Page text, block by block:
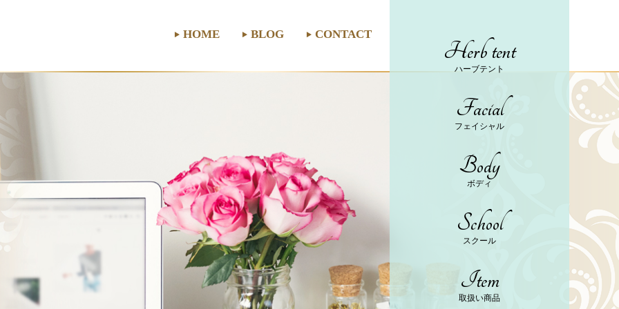
HOME BLOG CONTACT
Herb tent
ハーブテント
Facial
フェイシャル
Body
ボディ
School
スクール
Item
取扱い商品